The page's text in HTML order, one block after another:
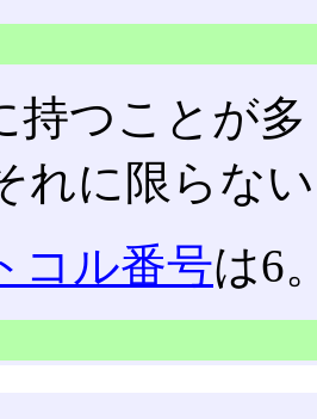
持つことが
れに限らな
コル番号は6